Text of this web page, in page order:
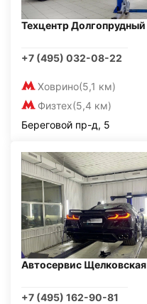
Техцентр Долгопрудный
+7 (495) 032-08-22
Ховрино(5,1 км)
Физтех(5,4 км)
Береговой пр-д, 5
Автосервис Щелковская
+7 (495) 162-90-81